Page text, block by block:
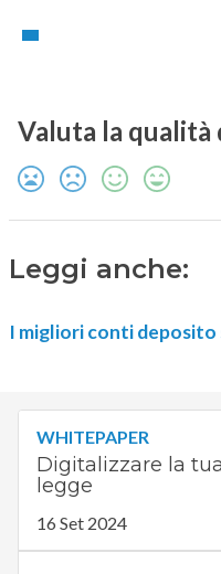
Valuta la
Leggi anche:
I migliori conti deposito
WHITEPAPER
Digitalizzare la
legge
16 Set 2024